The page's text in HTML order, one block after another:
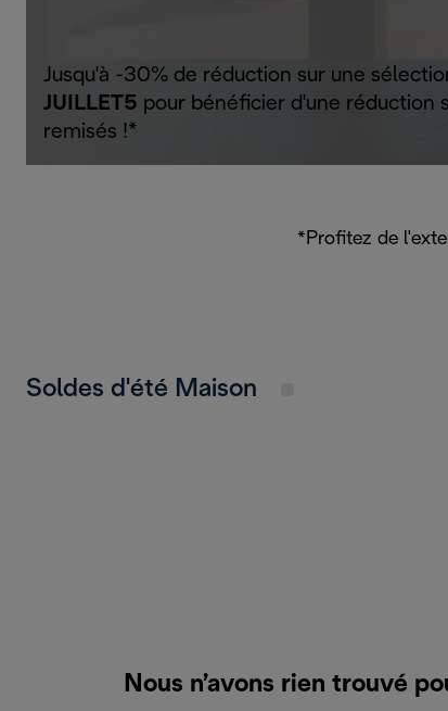
Jusqu'à -30% de réduction sur une
JUILLET5 pour bénéficier d'une réduction
remisés !*
*Profitez de
Soldes d'été Maison
Nous n’avons rien trouvé